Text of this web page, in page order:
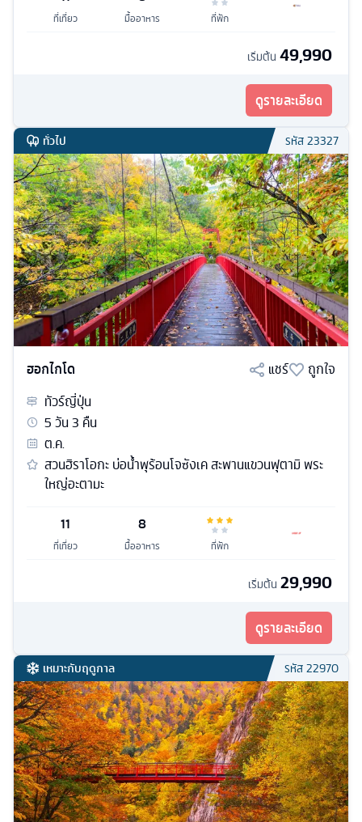
ที่เที่ยว มื้ออาหาร ที่พัก
เริ่มต้น 49,990
ดูรายละเอียด
ทั่วไป รหัส23327
ฮอกไกโด แชร์
ถูกใจ
ทัวร์ญี่ปุ่น
5วัน3 คืน
ต.ค.
สวนฮิราโอกะ บ่อน้ำพุร้อนโจซังเค สะพานแขวนฟุตามิ พระ
ใหญ่อะตามะ
11
ที่เที่ยว
8
มื้ออาหาร ที่พัก
เริ่มต้น 29,990
ดูรายละเอียด
เหมาะกับฤดูกาล รหัส22970